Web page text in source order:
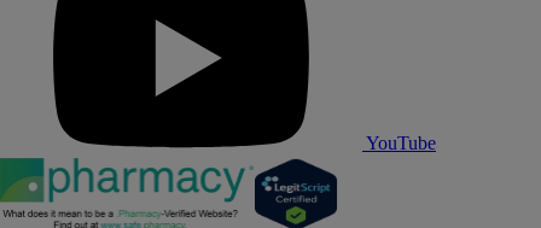
YouTube